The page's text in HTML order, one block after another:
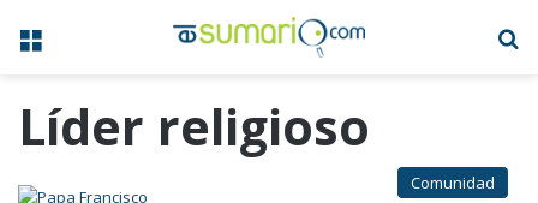
Menú
Líder religioso
Comunidad